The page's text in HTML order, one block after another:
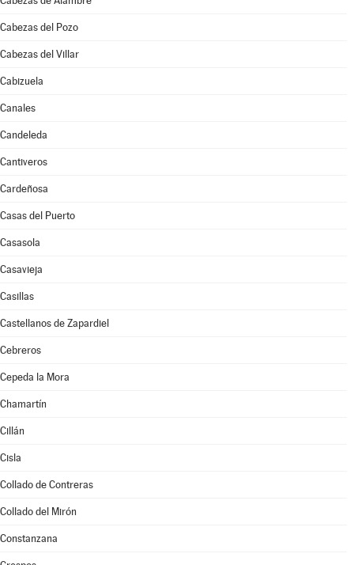
Cabezas del Pozo
Cabezas del Villar
Cabizuela
Canales
Candeleda
Cantiveros
Cardeñosa
Casas del Puerto
Casasola
Casavieja
Casillas
Castellanos de Zapardiel
Cebreros
Cepeda la Mora
Chamartín
Cillán
Cisla
Collado de Contreras
Collado del Mirón
Constanzana